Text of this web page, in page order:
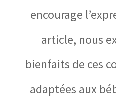
encourage
article, nous
bienfaits de ces
adaptées aux